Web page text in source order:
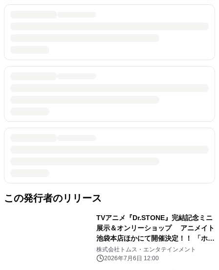
この発行者のリリース
TVアニメ『Dr.STONE』完結記念ミニ
展示＆オンリーショップ アニメイト
池袋本店ほかにて開催決定！！ 「ホワ
イマンといっしょ」がテーマの新規描
き下ろし商品の 会場販売、事後通販も
株式会社トムス・エンタテインメント
2026年7月6日 12:00